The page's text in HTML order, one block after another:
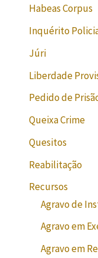
Habeas Corpus
Inquérito
Júri
Liberdade
Pedido de
Queixa Crime
Quesitos
Reabilitação
Recursos
Agravo de
Agravo em
Agravo em